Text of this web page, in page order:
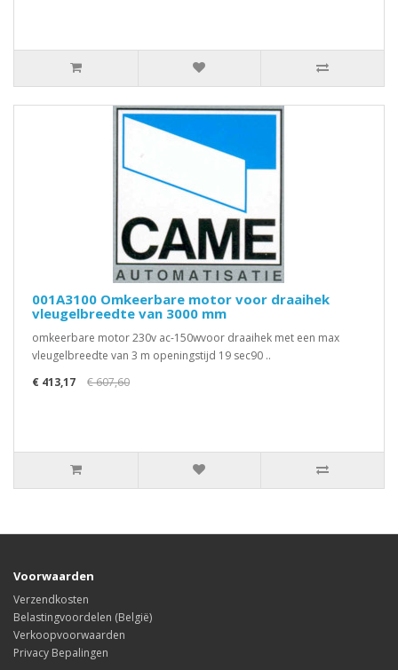
001A3100 Omkeerbare motor voor draaihek
vleugelbreedte van 3000 mm
omkeerbare motor 230v ac-150wvoor draaihek met een max
vleugelbreedte van 3 m openingstijd 19 sec90 ..
€ 413,17
€ 607,60
Voorwaarden
Verzendkosten
Belastingvoordelen (België)
Verkoopvoorwaarden
Privacy Bepalingen